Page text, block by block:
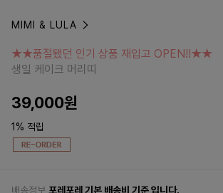
MIMI & LULA
생일 케이크 머리띠
★★품절됐던 인기 상품 재입고 OPEN!!★★
생일 케이크 머리띠
39,000원
1% 적립
배송정보 포레포레 기본 배송비 기준 입니다.